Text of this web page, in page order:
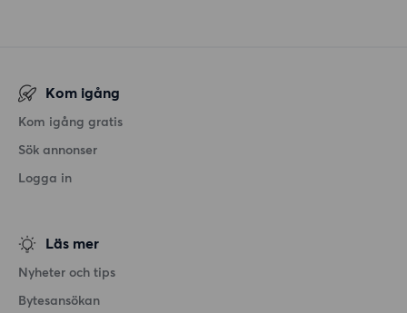
Kom igång
Kom igång gratis
Sök annonser
Logga in
Läs mer
Nyheter och tips
Bytesansökan